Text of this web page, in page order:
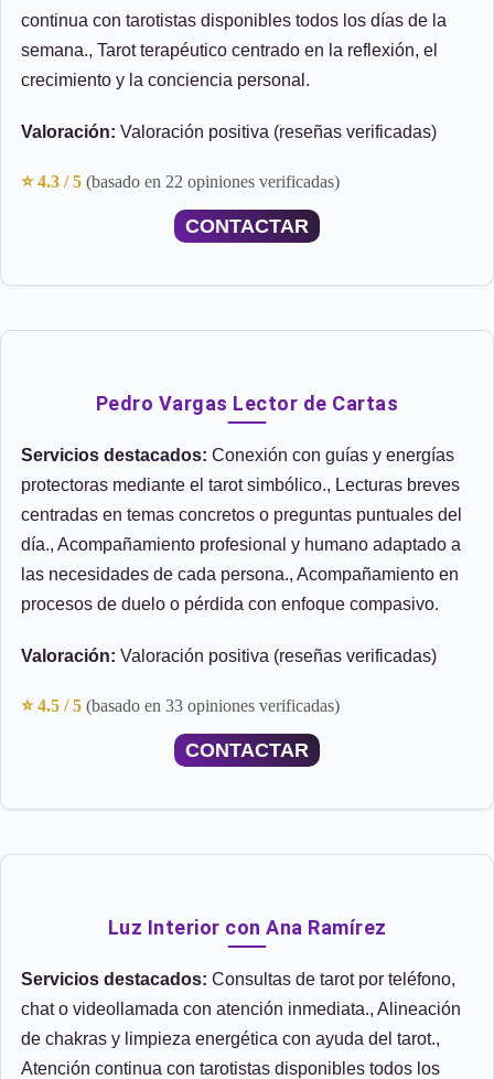
continua con tarotistas disponibles todos los días de la
semana., Tarot terapéutico centrado en la reflexión, el
crecimiento y la conciencia personal.
Valoración: Valoración positiva (reseñas verificadas)
⭐ 4.3 / 5 (basado en 22 opiniones verificadas)
CONTACTAR
Pedro Vargas Lector de Cartas
Servicios destacados: Conexión con guías y energías
protectoras mediante el tarot simbólico., Lecturas breves
centradas en temas concretos o preguntas puntuales del
día., Acompañamiento profesional y humano adaptado a
las necesidades de cada persona., Acompañamiento en
procesos de duelo o pérdida con enfoque compasivo.
Valoración: Valoración positiva (reseñas verificadas)
⭐ 4.5 / 5 (basado en 33 opiniones verificadas)
CONTACTAR
Luz Interior con Ana Ramírez
Servicios destacados: Consultas de tarot por teléfono,
chat o videollamada con atención inmediata., Alineación
de chakras y limpieza energética con ayuda del tarot.,
Atención continua con tarotistas disponibles todos los